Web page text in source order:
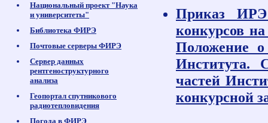
Национальный проект "Наука
и университеты"
Библиотека ФИРЭ
Почтовые серверы ФИРЭ
Сервер данных
рентгеноструктурного
анализа
Геопортал спутникового
радиотепловидения
Погода в ФИРЭ
Приказ
конкурсов
Положение о
Института.
частей
конкурсной